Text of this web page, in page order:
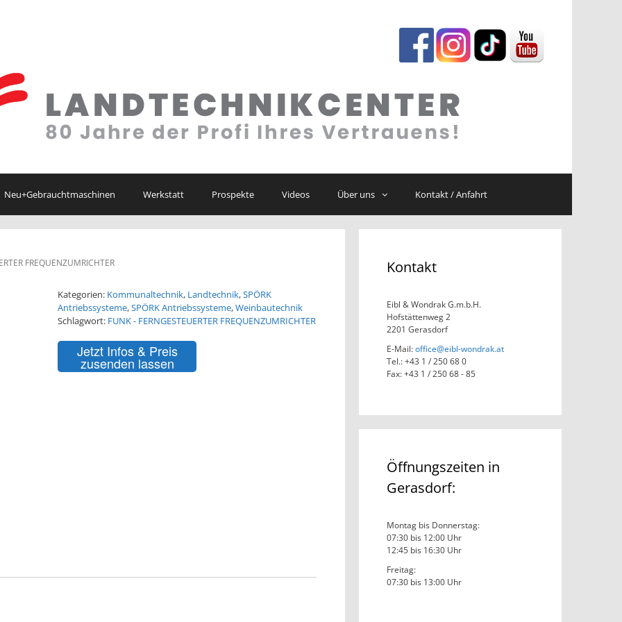
Neu+Gebrauchtmaschinen Werkstatt Prospekte Videos Über uns Kontakt / Anfahrt
FREQUENZUMRICHTER
Kategorien: Kommunaltechnik, Landtechnik,SPÖRK
Antriebssysteme,SPÖRK Antriebssysteme,Weinbautechnik
Schlagwort: FUNK - FERNGESTEUERTER FREQUENZUMRICHTER
Jetzt Infos & Preis
zusenden lassen
Kontakt
Eibl & Wondrak G.m.b.H.
Hofstättenweg 2
2201 Gerasdorf
E-Mail:office@eibl-wondrak.at
Tel.: +43 1 / 250 68 0
Fax: +43 1 / 250 68 - 85
Öffnungszeiten in
Gerasdorf:
Montag bis Donnerstag:
07:30 bis 12:00 Uhr
12:45 bis 16:30 Uhr
Freitag:
07:30 bis 13:00 Uhr